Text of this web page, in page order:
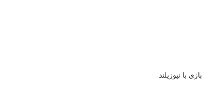
با نیوزیلند